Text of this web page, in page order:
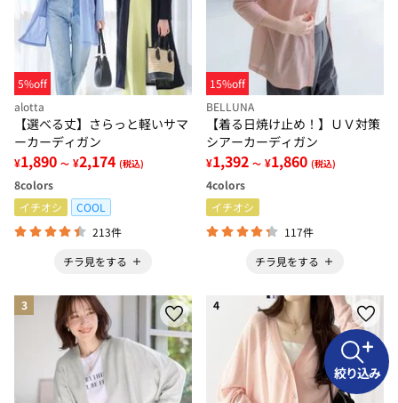
5%off
alotta
【選べる丈】さらっと軽いサマ
ーカーディガン
¥1,890 ～ ¥2,174 (税込)
8colors
イチオシ
COOL
213件
チラ見をする
15%off
BELLUNA
【着る日焼け止め！】ＵＶ対策
シアーカーディガン
¥1,392 ～ ¥1,860 (税込)
4colors
イチオシ
117件
チラ見をする
3 4
絞り込み